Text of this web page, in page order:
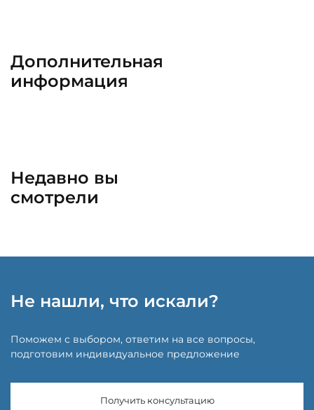
Дополнительная
информация
Недавно вы
смотрели
Не нашли, что искали?
Поможем с выбором, ответим на все вопросы,
подготовим индивидуальное предложение
Получить консультацию